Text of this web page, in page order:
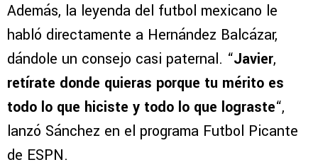
Además, la leyenda del futbol mexicano le
habló directamente a Hernández Balcázar,
dándole un consejo casi paternal. “Javier,
retírate donde quieras porque tu mérito es
todo lo que hiciste y todo lo que lograste“,
lanzó Sánchez en el programa Futbol Picante
de ESPN.